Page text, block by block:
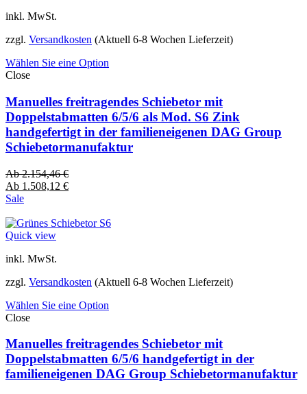
inkl. MwSt.
zzgl. Versandkosten (Aktuell 6-8 Wochen Lieferzeit)
Wählen Sie eine Option
Close
Manuelles freitragendes Schiebetor mit
Doppelstabmatten 6/5/6 als Mod. S6 Zink
handgefertigt in der familieneigenen DAG Group
Schiebetormanufaktur
Ab2.154,46€
Ab 1.508,12 €
Sale
Quick view
inkl. MwSt.
zzgl. Versandkosten (Aktuell 6-8 Wochen Lieferzeit)
Wählen Sie eine Option
Close
Manuelles freitragendes Schiebetor mit
Doppelstabmatten 6/5/6 handgefertigt in der
familieneigenen DAG Group Schiebetormanufaktur